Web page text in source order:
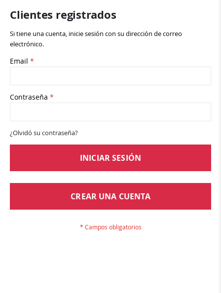
Clientes registrados
Si tiene una cuenta, inicie sesión con su dirección de correo
electrónico.
Email
Contraseña
¿Olvidó su contraseña?
INICIAR SESIÓN
CREAR UNA CUENTA